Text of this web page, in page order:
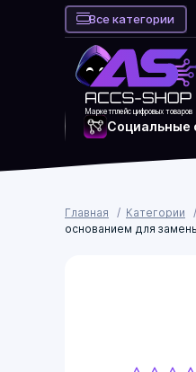
Все категории
Маркетплейс цифровых товаров
Социальные
Главная Категории
основанием для